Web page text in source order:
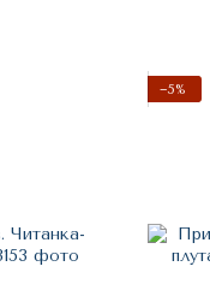
−5%